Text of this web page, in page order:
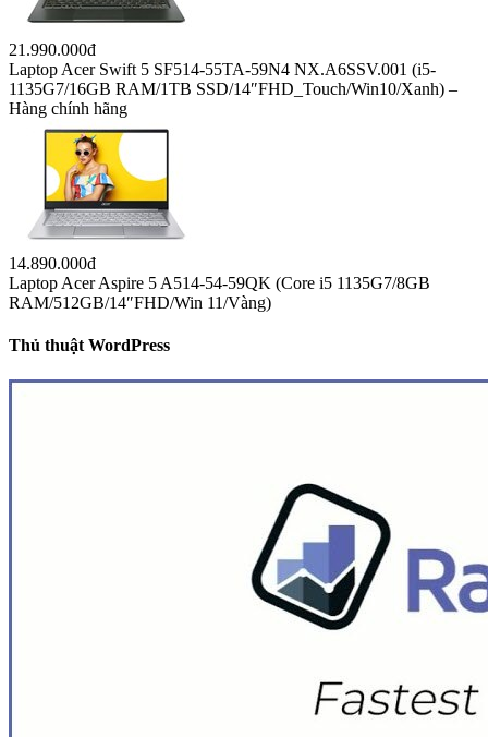
21.990.000đ
Laptop Acer Swift 5 SF514-55TA-59N4 NX.A6SSV.001 (i5-
1135G7/16GB RAM/1TB SSD/14″FHD_Touch/Win10/Xanh) –
Hàng chính hãng
14.890.000đ
Laptop Acer Aspire 5 A514-54-59QK (Core i5 1135G7/8GB
RAM/512GB/14″FHD/Win 11/Vàng)
Thủ thuật WordPress